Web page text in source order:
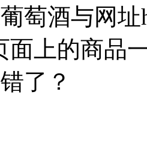
萄酒与网址
面上的商品
了？